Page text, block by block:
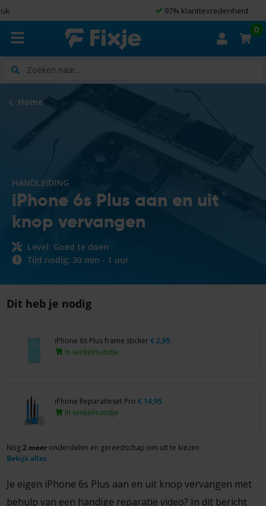
97% klanttevredenheid
Zoeken
0
Home
HANDLEIDING
iPhone 6s Plus aan en uit
knop vervangen
Level: Goed te doen
Tijd nodig: 30 min - 1 uur
Dit heb je nodig
iPhone 6s Plus frame sticker€2,95
In winkelmandje
iPhone Reparatieset Pro €14,95
In winkelmandje
Nog2 meeronderdelen en gereedschap om uit te kiezen
Bekijk alles
Je eigen iPhone 6s Plus aan en uit knop vervangen met
behulp van een handige reparatie video? In dit bericht